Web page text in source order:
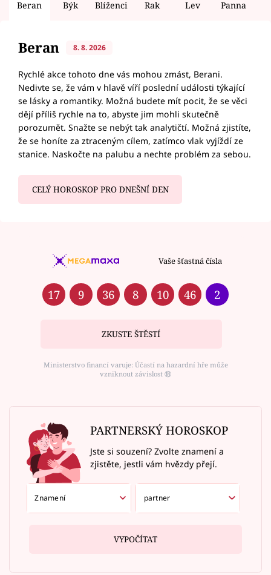
Beran Býk Blíženci Rak Lev Panna
Beran 8. 8. 2026
Rychlé akce tohoto dne vás mohou zmást, Berani.
Nedivte se, že vám v hlavě víří poslední události týkající
se lásky a romantiky. Možná budete mít pocit, že se věci
dějí příliš rychle na to, abyste jim mohli skutečně
porozumět. Snažte se nebýt tak analytičtí. Možná zjistíte,
že se honíte za ztraceným cílem, zatímco vlak vyjíždí ze
stanice. Naskočte na palubu a nechte problém za sebou.
CELÝ HOROSKOP PRO DNEŠNÍ DEN
Vaše šťastná čísla
17 9 36 8 10 46 2
ZKUSTE ŠTĚSTÍ
Ministerstvo financí varuje: Účastí na hazardní hře může
vzniknout závislost ⑱
PARTNERSKÝ HOROSKOP
Jste si souzení? Zvolte znamení a
zjistěte, jestli vám hvězdy přejí.
VYPOČÍTAT